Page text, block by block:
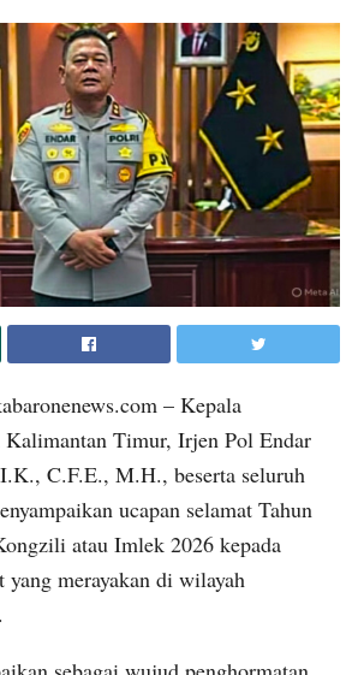
– Kepala
Timur, Irjen Pol Endar
C.F.E., M.H., beserta seluruh
ucapan selamat Tahun
atau Imlek 2026 kepada
yang merayakan di wilayah